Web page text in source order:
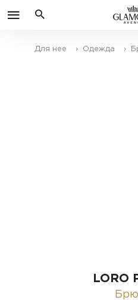
Для нее › Одежда ›
LORO